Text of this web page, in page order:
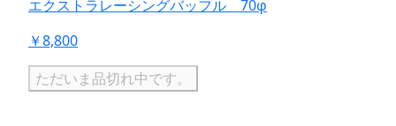
エクストラレーシングバッフル 70φ
￥8,800
ただいま品切れ中です。